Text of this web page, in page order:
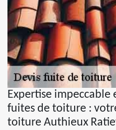
Expertise impeccable
fuites de toiture :
toiture Authieux